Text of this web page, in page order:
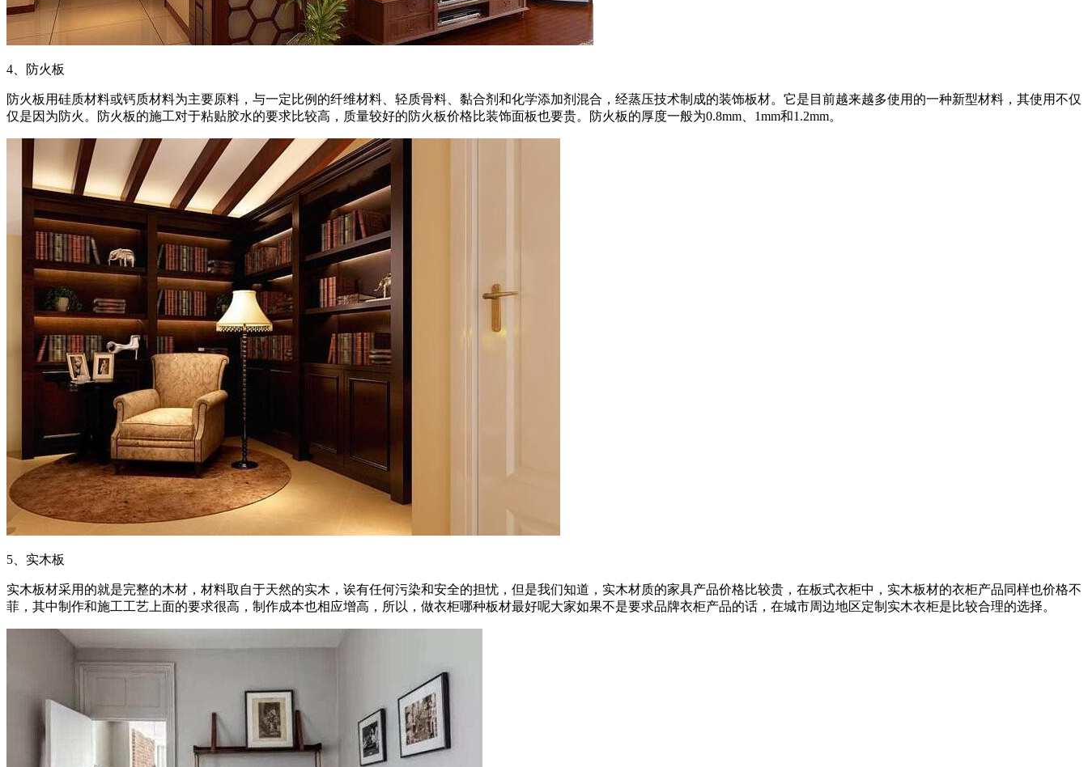
4、防火板
防火板用硅质材料或钙质材料为主要原料，与一定比例的纤维材料、轻质骨料、黏合剂和化学添加剂混合，经蒸压技术制成的装饰板材。它是目前越来越多使用的一种新型材料，其使用不仅
仅是因为防火。防火板的施工对于粘贴胶水的要求比较高，质量较好的防火板价格比装饰面板也要贵。防火板的厚度一般为0.8mm、1mm和1.2mm。
5、实木板
实木板材采用的就是完整的木材，材料取自于天然的实木，诶有任何污染和安全的担忧，但是我们知道，实木材质的家具产品价格比较贵，在板式衣柜中，实木板材的衣柜产品同样也价格不
菲，其中制作和施工工艺上面的要求很高，制作成本也相应增高，所以，做衣柜哪种板材最好呢大家如果不是要求品牌衣柜产品的话，在城市周边地区定制实木衣柜是比较合理的选择。